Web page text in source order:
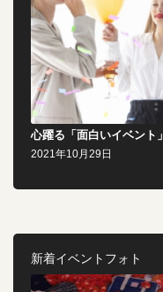
心躍る「面白いイベント
2021年10月29日
新着イベントフォト